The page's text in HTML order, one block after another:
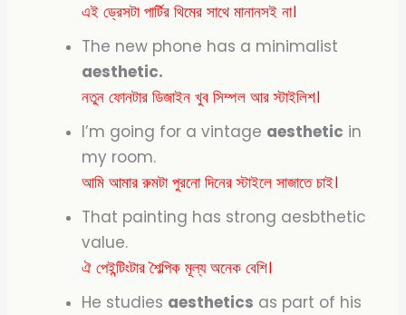
এই ড্রেসটা পার্টির থিমের সাথে মানানসই না।
The new phone has a minimalist
aesthetic.
নতুন ফোনটার ডিজাইন খুব সিম্পল আর স্টাইলিশ।
I’m going for a vintage aesthetic in
my room.
আমি আমার রুমটা পুরনো দিনের স্টাইলে সাজাতে চাই।
That painting has strong aesbthetic
value.
ঐ পেইন্টিংটার শৈল্পিক মূল্য অনেক বেশি।
He studies aesthetics as part of his